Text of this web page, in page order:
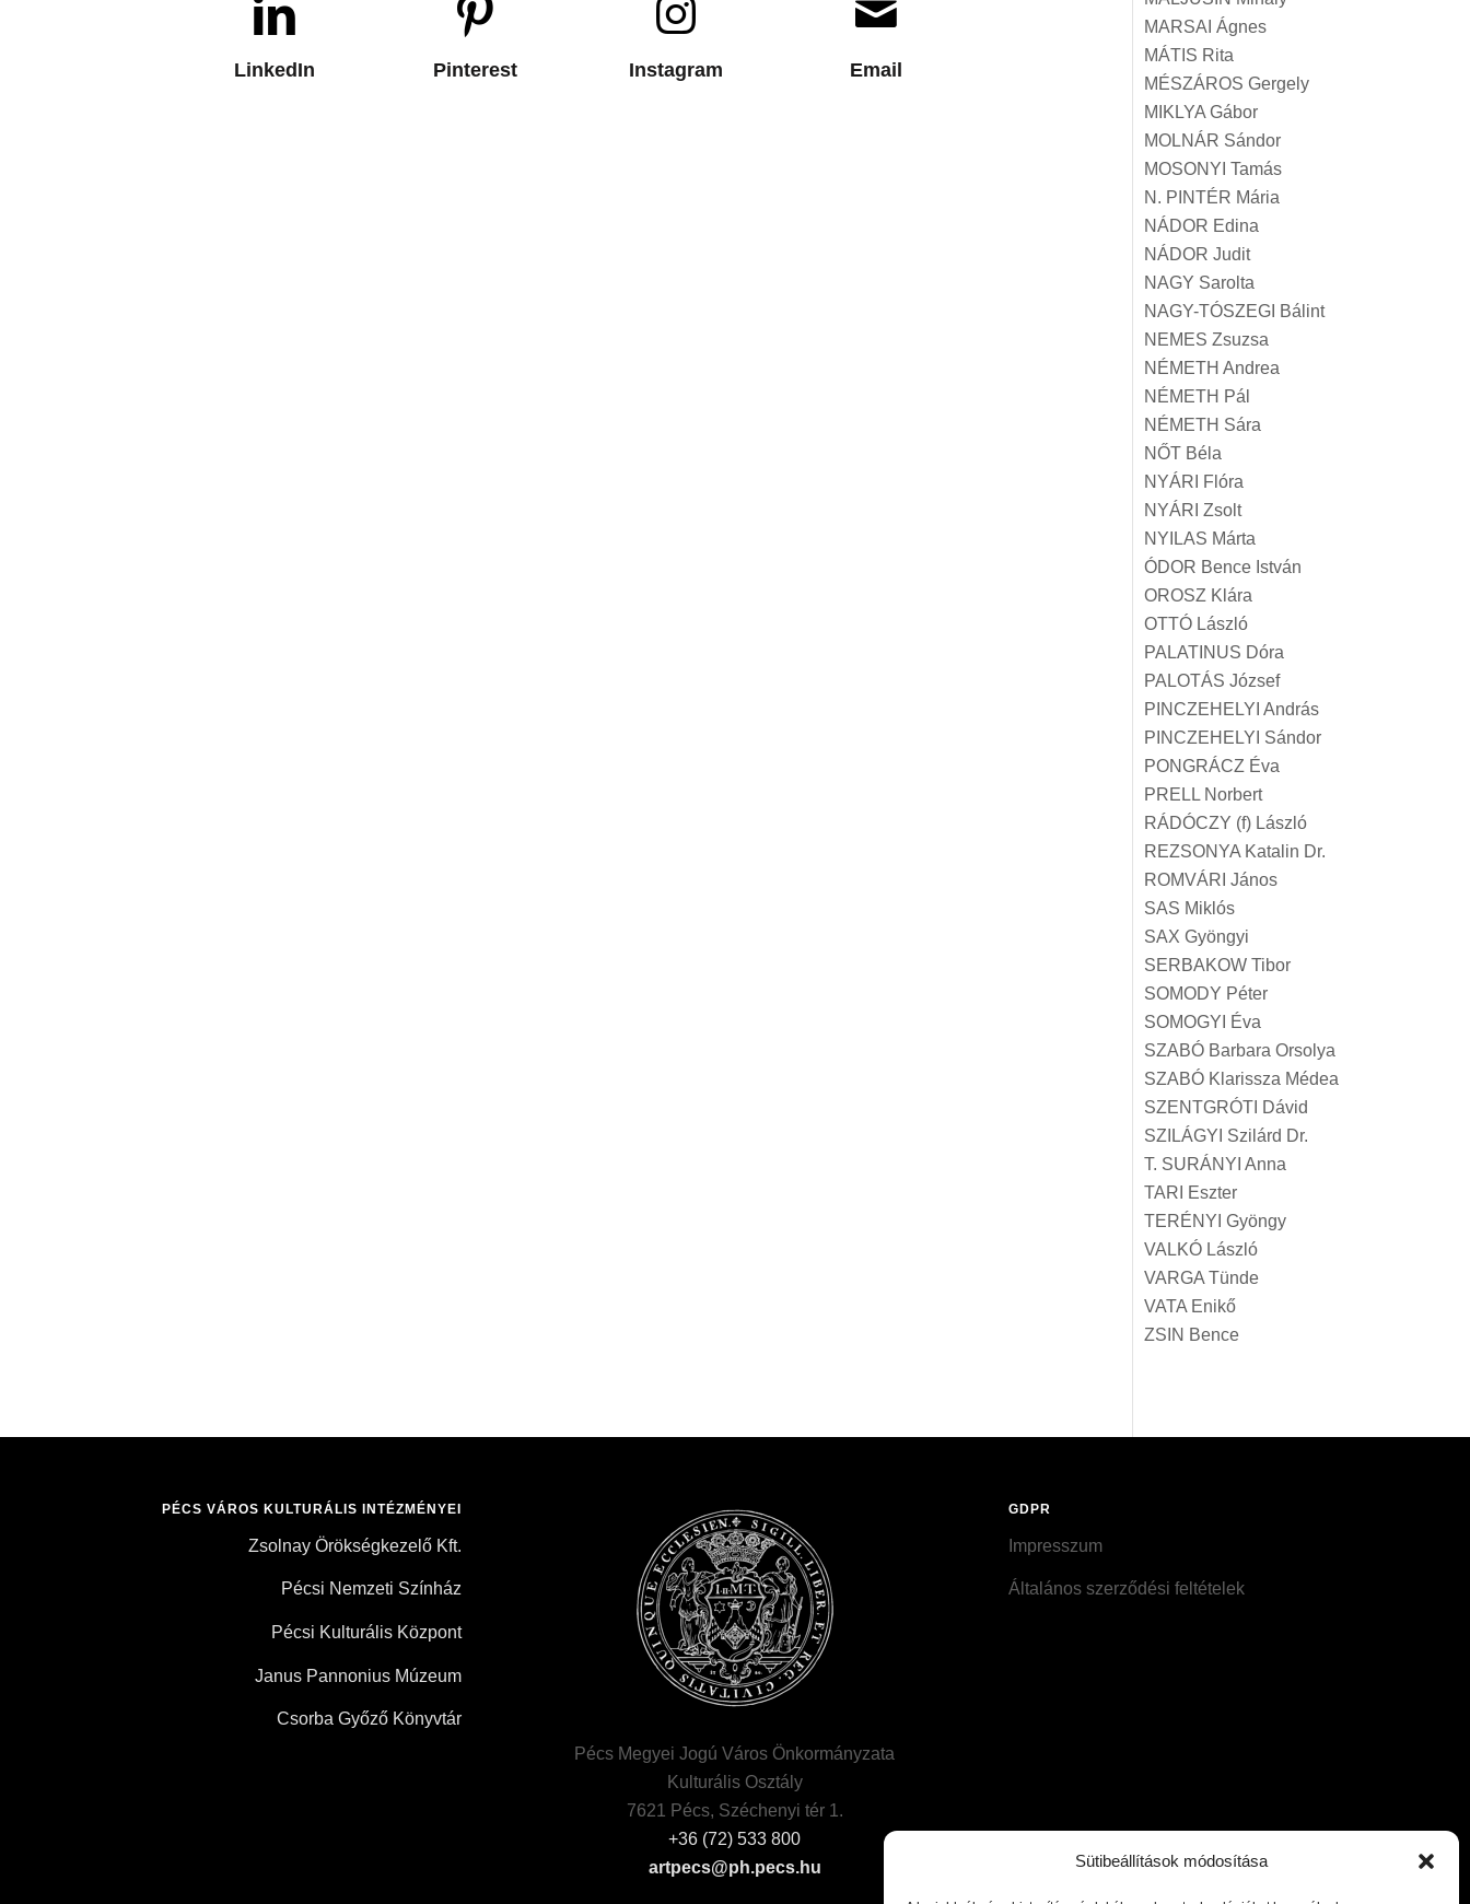
Sütibeállítások módosítása
LinkedIn Pinterest Instagram Email
MARSAI Ágnes
MÁTIS Rita
MÉSZÁROS Gergely
MIKLYA Gábor
MOLNÁR Sándor
MOSONYI Tamás
N. PINTÉR Mária
NÁDOR Edina
NÁDOR Judit
NAGY Sarolta
NAGY-TÓSZEGI Bálint
NEMES Zsuzsa
NÉMETH Andrea
NÉMETH Pál
NÉMETH Sára
NŐT Béla
NYÁRI Flóra
NYÁRI Zsolt
NYILAS Márta
ÓDOR Bence István
OROSZ Klára
OTTÓ László
PALATINUS Dóra
PALOTÁS József
PINCZEHELYI András
PINCZEHELYI Sándor
PONGRÁCZ Éva
PRELL Norbert
RÁDÓCZY (f) László
REZSONYA Katalin Dr.
ROMVÁRI János
SAS Miklós
SAX Gyöngyi
SERBAKOW Tibor
SOMODY Péter
SOMOGYI Éva
SZABÓ Barbara Orsolya
SZABÓ Klarissza Médea
SZENTGRÓTI Dávid
SZILÁGYI Szilárd Dr.
T. SURÁNYI Anna
TARI Eszter
TERÉNYI Gyöngy
VALKÓ László
VARGA Tünde
VATA Enikő
ZSIN Bence
PÉCS VÁROS KULTURÁLIS INTÉZMÉNYEI
Zsolnay Örökségkezelő Kft.
Pécsi Nemzeti Színház
Pécsi Kulturális Központ
Janus Pannonius Múzeum
Csorba Győző Könyvtár
Pécs Megyei Jogú Város Önkormányzata
Kulturális Osztály
7621 Pécs, Széchenyi tér 1.
+36 (72) 533 800
artpecs@ph.pecs.hu
GDPR
Impresszum
Általános szerződési feltételek